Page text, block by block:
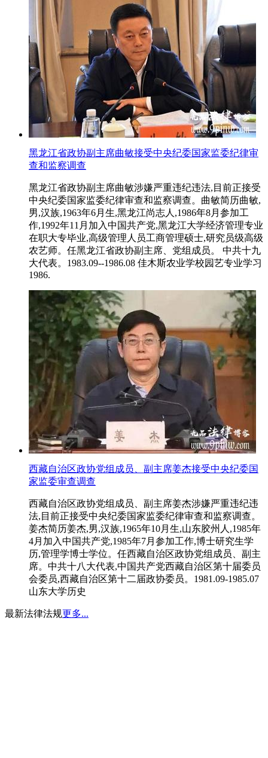
黑龙江省政协副主席曲敏接受中央纪委国家监委纪律审
查和监察调查
黑龙江省政协副主席曲敏涉嫌严重违纪违法,目前正接受
中央纪委国家监委纪律审查和监察调查。曲敏简历曲敏,
男,汉族,1963年6月生,黑龙江尚志人,1986年8月参加工
作,1992年11月加入中国共产党,黑龙江大学经济管理专业
在职大专毕业,高级管理人员工商管理硕士,研究员级高级
农艺师。任黑龙江省政协副主席、党组成员。 中共十九
大代表。1983.09--1986.08 佳木斯农业学校园艺专业学习
1986.
西藏自治区政协党组成员、副主席姜杰接受中央纪委国
家监委审查调查
西藏自治区政协党组成员、副主席姜杰涉嫌严重违纪违
法,目前正接受中央纪委国家监委纪律审查和监察调查。
姜杰简历姜杰,男,汉族,1965年10月生,山东胶州人,1985年
4月加入中国共产党,1985年7月参加工作,博士研究生学
历,管理学博士学位。任西藏自治区政协党组成员、副主
席。中共十八大代表,中国共产党西藏自治区第十届委员
会委员,西藏自治区第十二届政协委员。1981.09-1985.07
山东大学历史
最新法律法规更多...